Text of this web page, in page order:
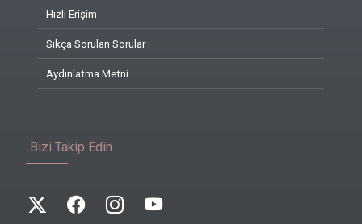
Bizi Takip Edin
Hızlı Erişim
Sıkça Sorulan Sorular
Aydınlatma Metni